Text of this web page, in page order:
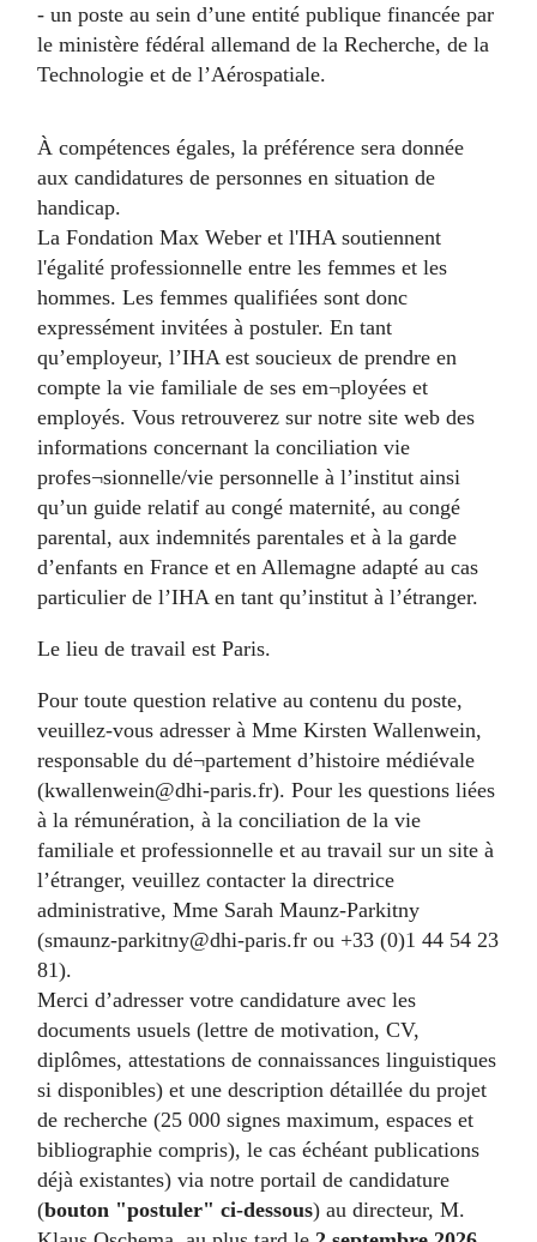
- un poste au sein d’une entité publique financée par
le ministère fédéral allemand de la Recherche, de la
Technologie et de l’Aérospatiale.
À compétences égales, la préférence sera donnée
aux candidatures de personnes en situation de
handicap.
La Fondation Max Weber et l'IHA soutiennent
l'égalité professionnelle entre les femmes et les
hommes. Les femmes qualifiées sont donc
expressément invitées à postuler. En tant
qu’employeur, l’IHA est soucieux de prendre en
compte la vie familiale de ses em¬ployées et
employés. Vous retrouverez sur notre site web des
informations concernant la conciliation vie
profes¬sionnelle/vie personnelle à l’institut ainsi
qu’un guide relatif au congé maternité, au congé
parental, aux indemnités parentales et à la garde
d’enfants en France et en Allemagne adapté au cas
particulier de l’IHA en tant qu’institut à l’étranger.
Le lieu de travail est Paris.
Pour toute question relative au contenu du poste,
veuillez-vous adresser à Mme Kirsten Wallenwein,
responsable du dé¬partement d’histoire médiévale
(kwallenwein@dhi-paris.fr). Pour les questions liées
à la rémunération, à la conciliation de la vie
familiale et professionnelle et au travail sur un site à
l’étranger, veuillez contacter la directrice
administrative, Mme Sarah Maunz-Parkitny
(smaunz-parkitny@dhi-paris.fr ou +33 (0)1 44 54 23
81).
Merci d’adresser votre candidature avec les
documents usuels (lettre de motivation, CV,
diplômes, attestations de connaissances linguistiques
si disponibles) et une description détaillée du projet
de recherche (25 000 signes maximum, espaces et
bibliographie compris), le cas échéant publications
déjà existantes) via notre portail de candidature
(bouton "postuler" ci-dessous) au directeur, M.